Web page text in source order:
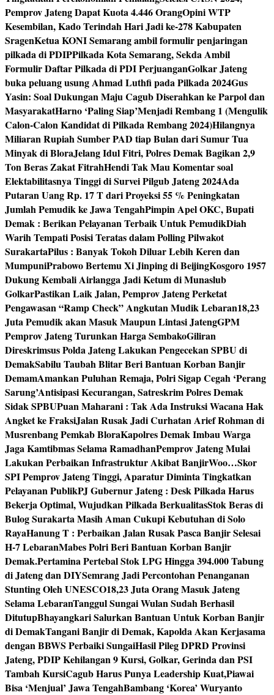
Pemprov Jateng Dapat Kuota 4.446 OrangOpini WTP
Kesembilan, Kado Terindah Hari Jadi ke-278 Kabupaten
SragenKetua KONI Semarang ambil formulir penjaringan
pilkada di PDIPPilkada Kota Semarang, Sekda Ambil
Formulir Daftar Pilkada di PDI PerjuanganGolkar Jateng
buka peluang usung Ahmad Luthfi pada Pilkada 2024Gus
Yasin: Soal Dukungan Maju Cagub Diserahkan ke Parpol dan
MasyarakatHarno ‘Paling Siap’Menjadi Rembang 1 (Mengulik
Calon-Calon Kandidat di Pilkada Rembang 2024)Hilangnya
Miliaran Rupiah Sumber PAD tiap Bulan dari Sumur Tua
Minyak di BloraJelang Idul Fitri, Polres Demak Bagikan 2,9
Ton Beras Zakat FitrahHendi Tak Mau Komentar soal
Elektabilitasnya Tinggi di Survei Pilgub Jateng 2024Ada
Putaran Uang Rp. 17 T dari Proyeksi 55 % Peningkatan
Jumlah Pemudik ke Jawa TengahPimpin Apel OKC, Bupati
Demak : Berikan Pelayanan Terbaik Untuk PemudikDiah
Warih Tempati Posisi Teratas dalam Polling Pilwakot
SurakartaPilus : Banyak Tokoh Diluar Lebih Keren dan
MumpuniPrabowo Bertemu Xi Jinping di BeijingKosgoro 1957
Dukung Kembali Airlangga Jadi Ketum di Munaslub
GolkarPastikan Laik Jalan, Pemprov Jateng Perketat
Pengawasan “Ramp Check” Angkutan Mudik Lebaran18,23
Juta Pemudik akan Masuk Maupun Lintasi JatengGPM
Pemprov Jateng Turunkan Harga SembakoGiliran
Direskrimsus Polda Jateng Lakukan Pengecekan SPBU di
DemakSabilu Taubah Blitar Beri Bantuan Korban Banjir
DemamAmankan Puluhan Remaja, Polri Sigap Cegah ‘Perang
Sarung’Antisipasi Kecurangan, Satreskrim Polres Demak
Sidak SPBUPuan Maharani : Tak Ada Instruksi Wacana Hak
Angket ke FraksiJalan Rusak Jadi Curhatan Arief Rohman di
Musrenbang Pemkab BloraKapolres Demak Imbau Warga
Jaga Kamtibmas Selama RamadhanPemprov Jateng Mulai
Lakukan Perbaikan Infrastruktur Akibat BanjirWoo…Skor
SPI Pemprov Jateng Tinggi, Aparatur Diminta Tingkatkan
Pelayanan PublikPJ Gubernur Jateng : Desk Pilkada Harus
Bekerja Optimal, Wujudkan Pilkada BerkualitasStok Beras di
Bulog Surakarta Masih Aman Cukupi Kebutuhan di Solo
RayaHanung T : Perbaikan Jalan Rusak Pasca Banjir Selesai
H-7 LebaranMabes Polri Beri Bantuan Korban Banjir
Demak.Pertamina Pertebal Stok LPG Hingga 394.000 Tabung
di Jateng dan DIYSemrang Jadi Percontohan Penanganan
Stunting Oleh UNESCO18,23 Juta Orang Masuk Jateng
Selama LebaranTanggul Sungai Wulan Sudah Berhasil
DitutupBhayangkari Salurkan Bantuan Untuk Korban Banjir
di DemakTangani Banjir di Demak, Kapolda Akan Kerjasama
dengan BBWS Perbaiki SungaiHasil Pileg DPRD Provinsi
Jateng, PDIP Kehilangan 9 Kursi, Golkar, Gerinda dan PSI
Tambah KursiCagub Harus Punya Leadership Kuat,Piawai
Bisa ‘Menjual’ Jawa TengahBambang ‘Korea’ Wuryanto